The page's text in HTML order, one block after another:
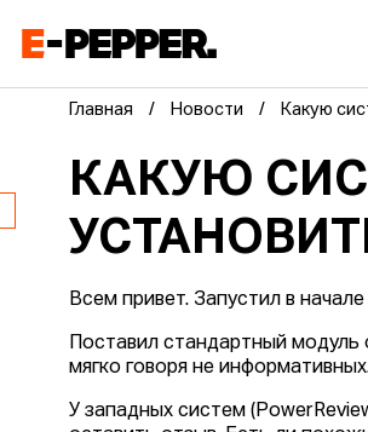
Главная Новости Какую
КАКУЮ
Всем привет. Запустил в
Поставил стандартный
мягко говоря не
У западных систем